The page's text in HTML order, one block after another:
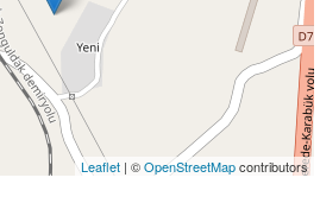
Leaflet | ©OpenStreetMapcontributors